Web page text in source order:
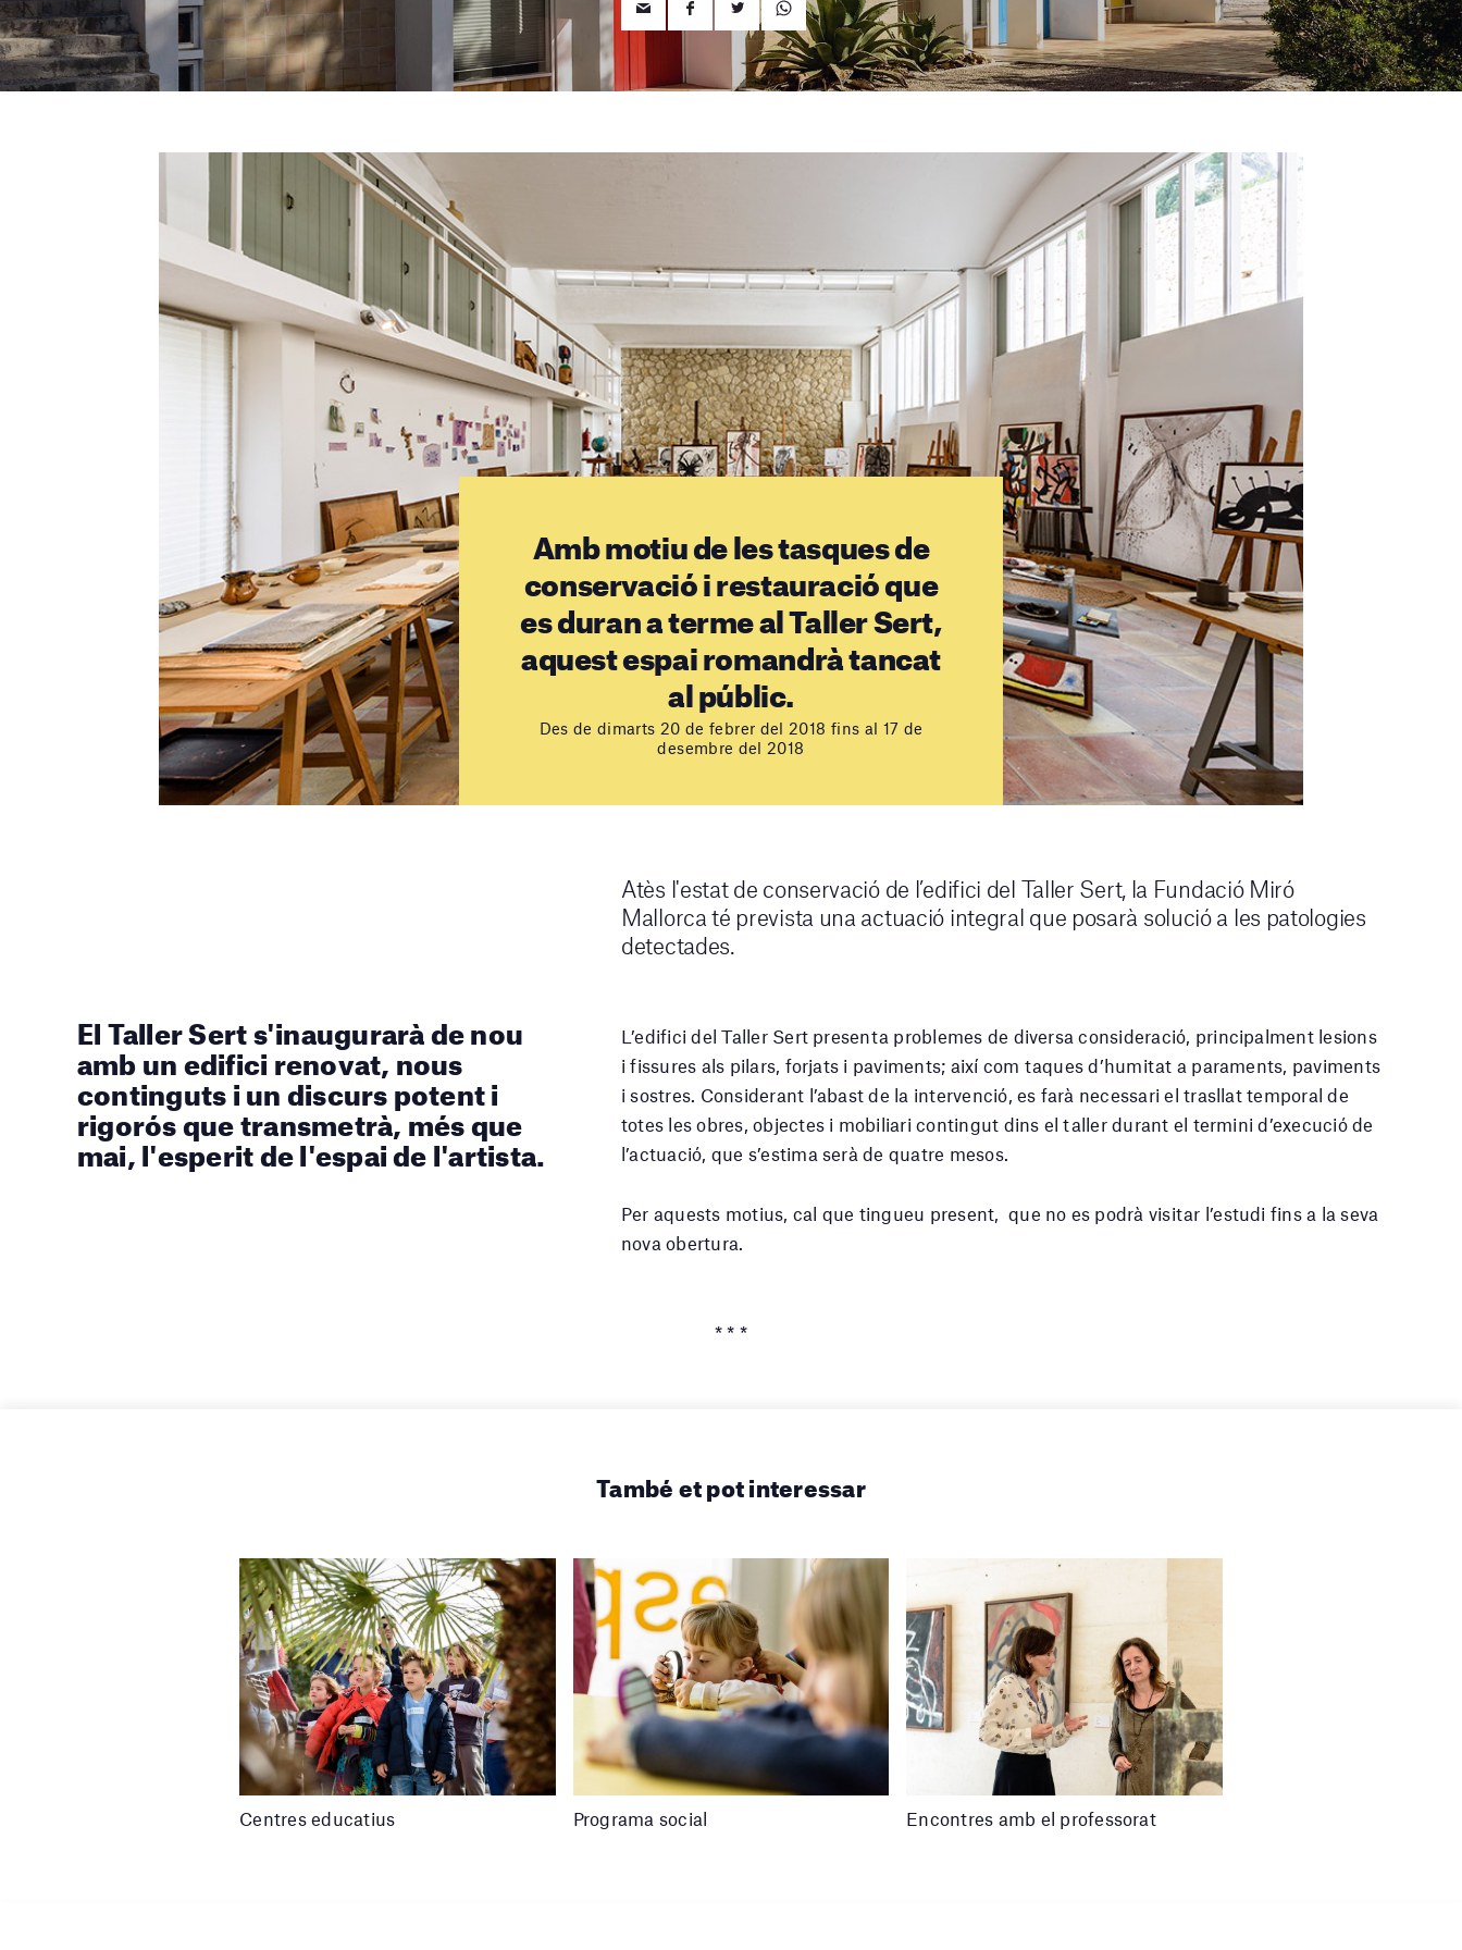
Amb motiu de les tasques de
conservació i restauració que
es duran a terme al Taller Sert,
aquest espai romandrà tancat
al públic.
Des de dimarts 20 de febrer del 2018 fins al 17 de
desembre del 2018
Atès l'estat de conservació de l’edifici del Taller Sert, la Fundació Miró
Mallorca té prevista una actuació integral que posarà solució a les patologies
detectades.
El Taller Sert s'inaugurarà de nou
amb un edifici renovat, nous
continguts i un discurs potent i
rigorós que transmetrà, més que
mai, l'esperit de l'espai de l'artista.
L’edifici del Taller Sert presenta problemes de diversa consideració, principalment lesions
i fissures als pilars, forjats i paviments; així com taques d’humitat a paraments, paviments
i sostres. Considerant l’abast de la intervenció, es farà necessari el trasllat temporal de
totes les obres, objectes i mobiliari contingut dins el taller durant el termini d’execució de
l’actuació, que s’estima serà de quatre mesos.
Per aquests motius, cal que tingueu present, que no es podrà visitar l’estudi fins a la seva
nova obertura.
* * *
També et pot interessar
Centres educatius Programa social Encontres amb el professorat